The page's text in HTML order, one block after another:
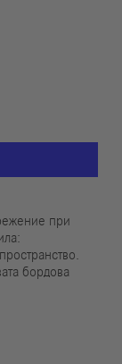
при
бордова